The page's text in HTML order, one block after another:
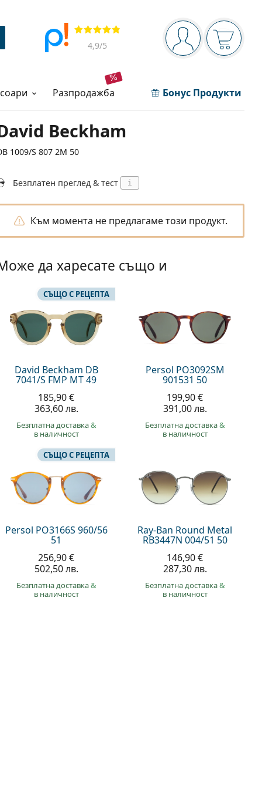
Navigation panel
Вие сте вписани
Прегледи
4,9/5
разпродажба Бонус Продукти
Beckham
1009/S 807 2M 50
Безплатен преглед & тест i
Към момента не предлагаме този продукт.
да харесате също и
David Beckham DB
7041/S FMP MT 49
СЪЩО С РЕЦЕПТА
185,90 €
363,60 лв.
Безплатна доставка&
в наличност
Persol PO3092SM
901531 50
199,90 €
391,00 лв.
Безплатна доставка&
в наличност
Persol PO3166S 960/56
51
СЪЩО С РЕЦЕПТА
256,90 €
502,50 лв.
Безплатна доставка&
в наличност
Ray-Ban Round Metal
RB3447N 004/51 50
146,90 €
287,30 лв.
Безплатна доставка&
в наличност